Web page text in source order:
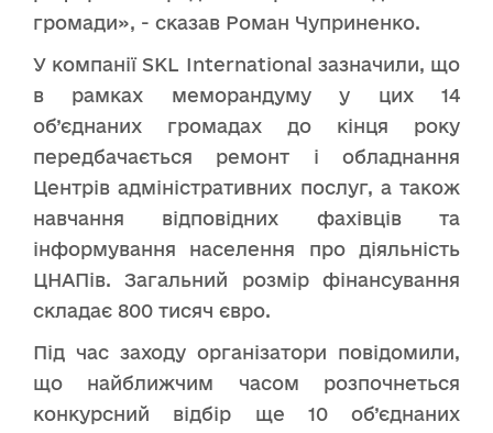
громади», - сказав Роман Чуприненко.
У компанії SKL International зазначили, що
в рамках меморандуму у цих 14
об’єднаних громадах до кінця року
передбачається ремонт і обладнання
Центрів адміністративних послуг, а також
навчання відповідних фахівців та
інформування населення про діяльність
ЦНАПів. Загальний розмір фінансування
складає 800 тисяч євро.
Під час заходу організатори повідомили,
що найближчим часом розпочнеться
конкурсний відбір ще 10 об’єднаних